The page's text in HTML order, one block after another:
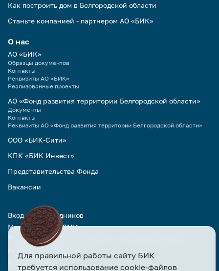
Как построить дом в Белгородской области
Станьте компанией - партнером АО «БИК»
О нас
АО «БИК»
Образцы документов
Контакты
Реквизиты АО «БИК»
Реализованные проекты
АО «Фонд развития территории Белгородской области»
Документы
Контакты
Реквизиты АО «Фонд развития территории Белгородской области»
ООО «БИК-Сити»
КПК «БИК Инвест»
Представительства Фонда
Вакансии
Вход для сотрудников
Материалы для СМИ
Пользовательское соглашение и политика обработки
Карта сайта
Для правильной работы сайту БИК
требуется использование cookie-файлов